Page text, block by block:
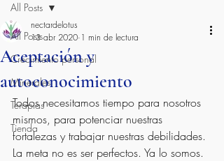
All Posts
Crecimiento personal
Minerales
Terapias
Tienda
All Posts
Aceptación y
autoconocimiento
nectardelotus
13 abr 2020 1 min de lectura
Todos necesitamos tiempo para nosotros
mismos, para potenciar nuestras
fortalezas y trabajar nuestras debilidades.
La meta no es ser perfectos. Ya lo somos.